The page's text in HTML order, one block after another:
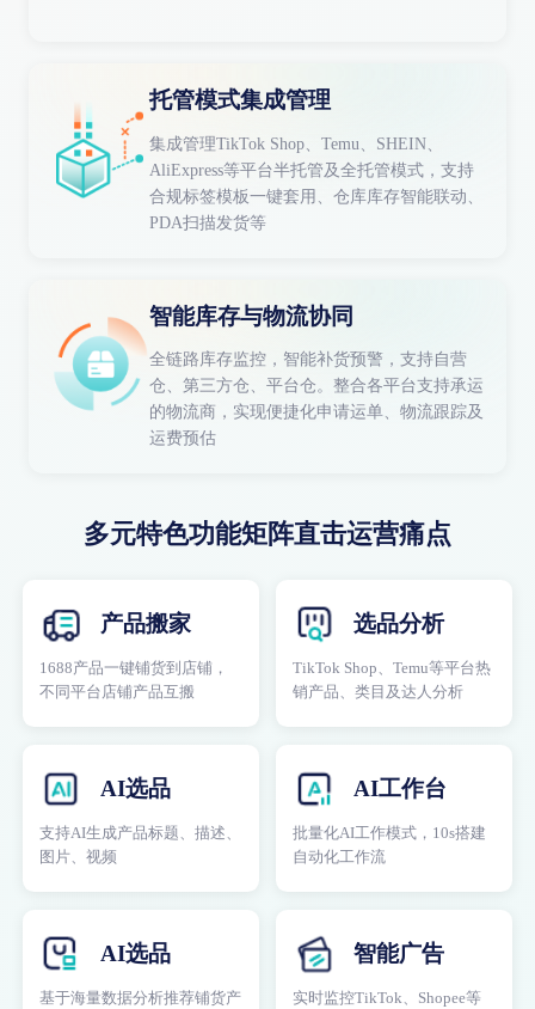
托管模式集成管理
集成管理TikTok Shop、Temu、SHEIN、
AliExpress等平台半托管及全托管模式，支持
合规标签模板一键套用、仓库库存智能联动、
PDA扫描发货等
智能库存与物流协同
全链路库存监控，智能补货预警，支持自营
仓、第三方仓、平台仓。整合各平台支持承运
的物流商，实现便捷化申请运单、物流跟踪及
运费预估
多元特色功能矩阵直击运营痛点
产品搬家
1688产品一键铺货到店铺，
不同平台店铺产品互搬
选品分析
TikTok Shop、Temu等平台热
销产品、类目及达人分析
AI选品
支持AI生成产品标题、描述、
图片、视频
AI工作台
批量化AI工作模式，10s搭建
自动化工作流
AI选品
基于海量数据分析推荐铺货产
智能广告
实时监控TikTok、Shopee等